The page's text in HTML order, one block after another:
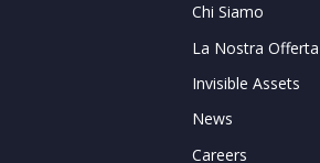
Chi Siamo
La Nostra Offerta
Invisible Assets
News
Careers